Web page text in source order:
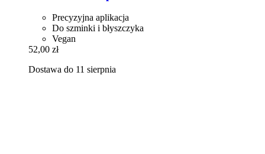
Precyzyjna aplikacja
Do szminki i błyszczyka
Vegan
52,00 zł
Dostawa do 11 sierpnia